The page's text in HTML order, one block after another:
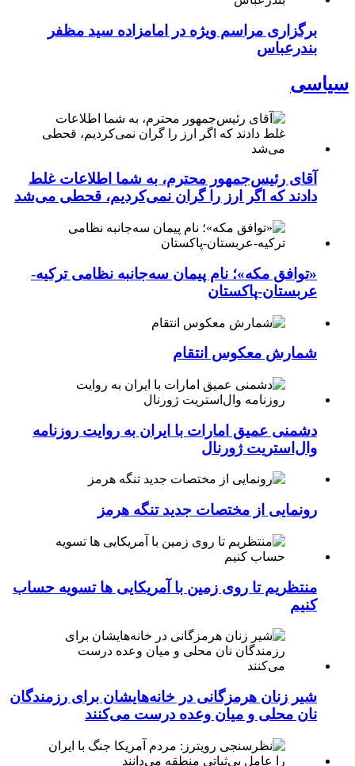
برگزاری مراسم ویژه در امامزاده سید مظفر
بندرعباس
سیاسی
آقای رئیس‌جمهور محترم، به شما اطلاعات غلط
دادند که اگر ارز را گران نمی‌کردیم، قحطی می‌شد
«توافق مکه»؛ نام پیمان سه‌جانبه نظامی ترکیه-
عربستان-پاکستان
شمارش معکوس انتقام
دشمنی عمیق امارات با ایران به روایت روزنامه
وال‌استریت ژورنال
رونمایی از مختصات جدید تنگه هرمز
منتظریم تا روی زمین با آمریکایی ها تسویه حساب
کنیم
شیر زنان هرمزگانی در خانه‌هایشان برای رزمندگان
نان محلی و میان وعده درست می‌کنند